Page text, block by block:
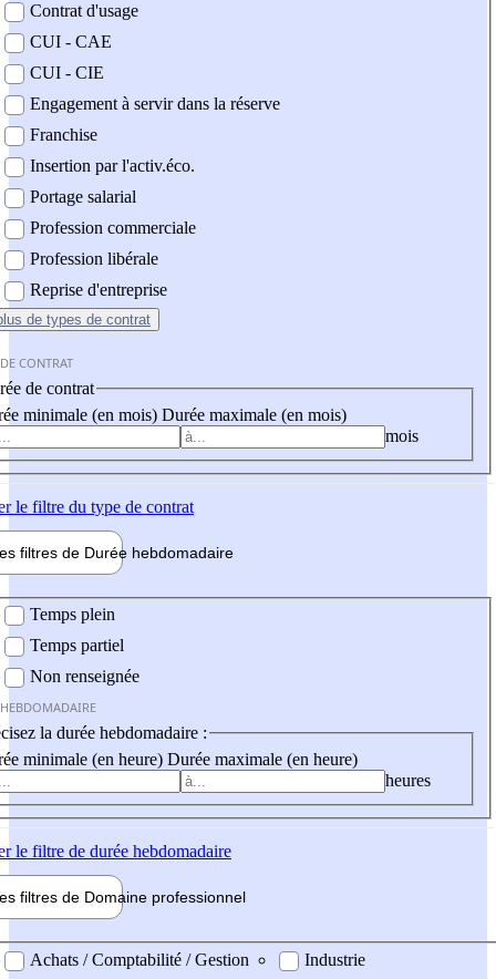
Contrat d'usage
CUI - CAE
CUI - CIE
Engagement à servir dans la réserve
Franchise
Insertion par l'activ.éco.
Portage salarial
Profession commerciale
Profession libérale
Reprise d'entreprise
de types de contrat
CONTRAT
de contrat
minimale (en mois) Durée maximale (en mois)
mois
le filtre du type de contrat
filtres de Durée hebdomadaire
Temps plein
Temps partiel
Non renseignée
la durée hebdomadaire :
minimale (en heure) Durée maximale (en heure)
heures
le filtre de durée hebdomadaire
filtres de Domaine professionnel
professionel
Achats / Comptabilité / Gestion
Industrie